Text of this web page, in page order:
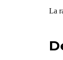
La